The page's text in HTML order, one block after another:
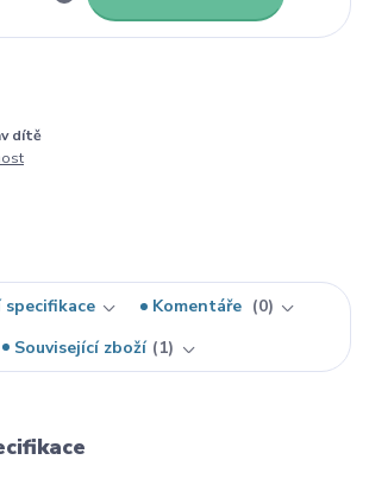
dítě
Komentáře
0
Související zboží
1